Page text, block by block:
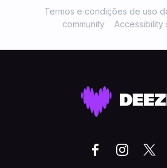
Termos e condições de uso
community
Accessibility